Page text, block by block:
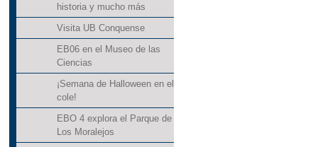
historia y mucho más
Visita UB Conquense
EB06 en el Museo de las
Ciencias
¡Semana de Halloween en el
cole!
EBO 4 explora el Parque de
Los Moralejos